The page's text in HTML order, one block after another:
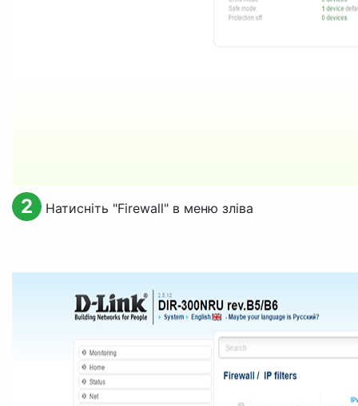
2 Натисніть "Firewall" в меню зліва